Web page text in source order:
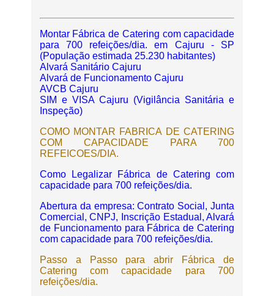
Montar Fábrica de Catering com capacidade
para 700 refeições/dia. em Cajuru - SP
(População estimada 25.230 habitantes)
Alvará Sanitário Cajuru
Alvará de Funcionamento Cajuru
AVCB Cajuru
SIM e VISA Cajuru (Vigilância Sanitária e
Inspeção)
COMO MONTAR FABRICA DE CATERING
COM CAPACIDADE PARA 700
REFEICOES/DIA.
Como Legalizar Fábrica de Catering com
capacidade para 700 refeições/dia.
Abertura da empresa: Contrato Social, Junta
Comercial, CNPJ, Inscrição Estadual, Alvará
de Funcionamento para Fábrica de Catering
com capacidade para 700 refeições/dia.
Passo a Passo para abrir Fábrica de
Catering com capacidade para 700
refeições/dia.